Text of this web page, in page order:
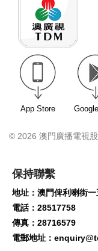
App Store
© 2026 澳門廣播電視
保持聯繫
地址：澳門俾利喇街
電話：28517758
傳真：28716579
電郵地址：